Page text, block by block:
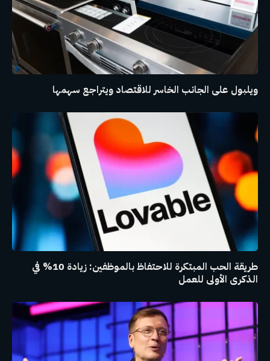
ويلبول على الجانب الخاسر للاقتصاد ويتراجع سهمها
طريقة الحب المبتكرة للاحتفاظ بالموظفين: زيادة 10% في
الذكرى الأولى للعمل